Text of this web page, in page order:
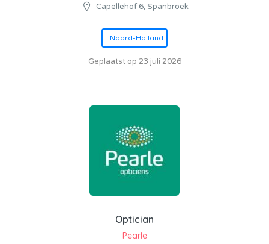
Capellehof 6, Spanbroek
Noord-Holland
Geplaatst op 23 juli 2026
Optician
Pearle